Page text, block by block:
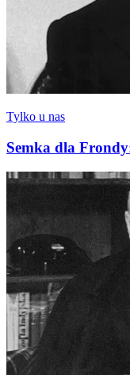
Tylko u nas
Semka dla